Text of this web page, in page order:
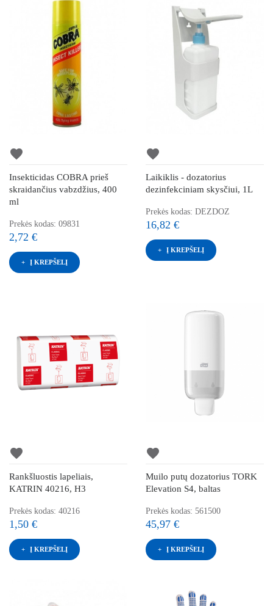
favorite
Insekticidas COBRA prieš
skraidančius vabzdžius, 400
ml
Prekės kodas: 09831
2,72 €
Į KREPŠELĮ
favorite
Laikiklis - dozatorius
dezinfekciniam skysčiui, 1L
Prekės kodas: DEZDOZ
16,82 €
Į KREPŠELĮ
favorite
Rankšluostis lapeliais,
KATRIN 40216, H3
Prekės kodas: 40216
1,50 €
Į KREPŠELĮ
favorite
Muilo putų dozatorius TORK
Elevation S4, baltas
Prekės kodas: 561500
45,97 €
Į KREPŠELĮ